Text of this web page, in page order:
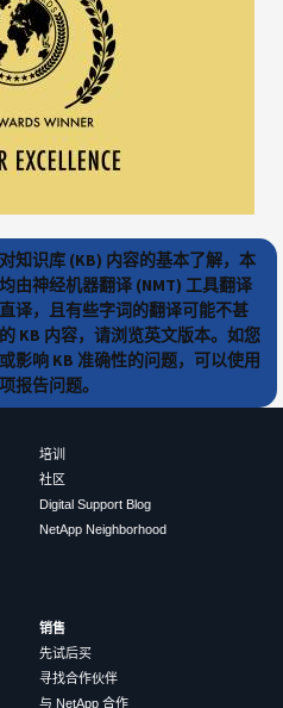
知识库 (KB) 内容的基本了解，本
由神经机器翻译 (NMT) 工具翻译
译，且有些字词的翻译可能不甚
KB 内容，请浏览英文版本。如您
影响 KB 准确性的问题，可以使用
报告问题。
培训
社区
Digital Support Blog
NetApp Neighborhood
销售
先试后买
寻找合作伙伴
与 NetApp 合作